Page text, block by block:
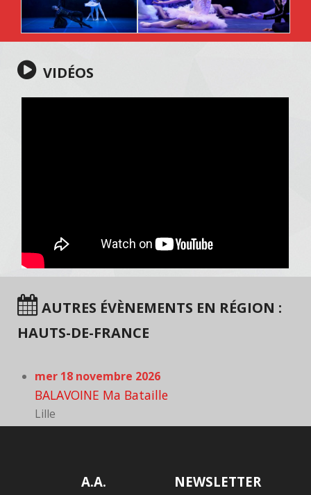
VIDÉOS
AUTRES ÉVÈNEMENTS EN RÉGION :
HAUTS-DE-FRANCE
mer 18 novembre 2026
BALAVOINE Ma Bataille
Lille
A.A.
NEWSLETTER